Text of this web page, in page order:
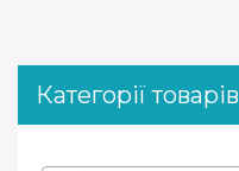
Категорії товарів